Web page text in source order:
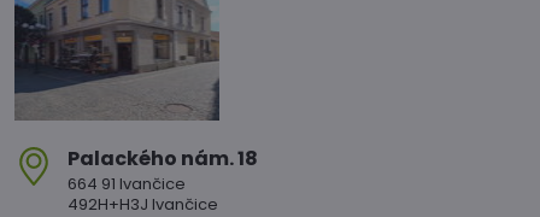
Palackého nám​. 18
664 91 Ivančice
492H+H3J Ivančice